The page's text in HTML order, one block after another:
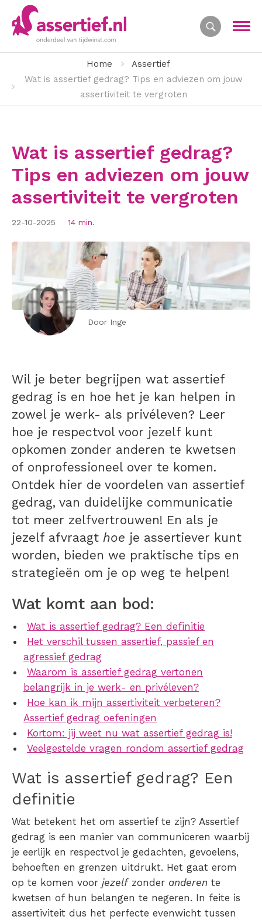
Home
Assertief
Wat is assertief gedrag? Tips en adviezen om jouw
assertiviteit te vergroten
Wat is assertief gedrag?
Tips en adviezen om jouw
assertiviteit te vergroten
22-10-2025 14 min.
Door Inge
Wil je beter begrijpen wat assertief
gedrag is en hoe het je kan helpen in
zowel je werk- als privéleven? Leer
hoe je respectvol voor jezelf kunt
opkomen zonder anderen te kwetsen
of onprofessioneel over te komen.
Ontdek hier de voordelen van assertief
gedrag, van duidelijke communicatie
tot meer zelfvertrouwen! En als je
jezelf afvraagt hoe je assertiever kunt
worden, bieden we praktische tips en
strategieën om je op weg te helpen!
Wat komt aan bod:
Wat is assertief gedrag? Een definitie
Het verschil tussen assertief, passief en
agressief gedrag
Waarom is assertief gedrag vertonen
belangrijk in je werk- en privéleven?
Hoe kan ik mijn assertiviteit verbeteren?
Assertief gedrag oefeningen
Kortom: jij weet nu wat assertief gedrag is!
Veelgestelde vragen rondom assertief gedrag
Wat is assertief gedrag? Een
definitie
Wat betekent het om assertief te zijn? Assertief
gedrag is een manier van communiceren waarbij
je eerlijk en respectvol je gedachten, gevoelens,
behoeften en grenzen uitdrukt. Het gaat erom
op te komen voor jezelfzonder anderen te
kwetsen of hun belangen te negeren. In feite is
assertiviteit dus het perfecte evenwicht tussen